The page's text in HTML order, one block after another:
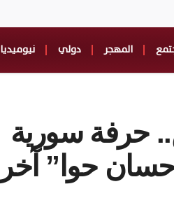
المهجر دولي نيوميديا
حرفة سورية
حوا” آخر